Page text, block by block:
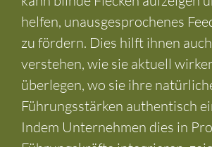
kann blinde Flecken aufzeigen
helfen, unausgesprochenes
zu fördern. Dies hilft ihnen
verstehen, wie sie aktuell
überlegen, wo sie ihre
Führungsstärken authentisch
Indem Unternehmen dies in